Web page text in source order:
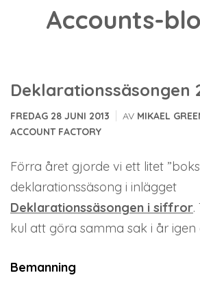
Accounts-
Deklarationssäsongen
FREDAG 28 JUNI 2013 AV MIKAEL
ACCOUNT FACTORY
Förra året gjorde vi ett litet
deklarationssäsong i inlägget
Deklarationssäsongen i siffror.
kul att göra samma sak i år
Bemanning